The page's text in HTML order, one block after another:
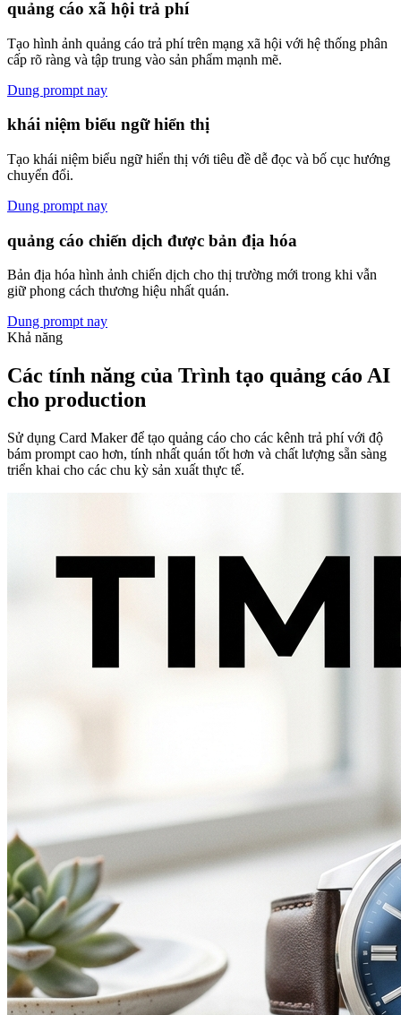
quảng cáo xã hội trả phí
Tạo hình ảnh quảng cáo trả phí trên mạng xã hội với hệ thống phân
cấp rõ ràng và tập trung vào sản phẩm mạnh mẽ.
Dung prompt nay
khái niệm biểu ngữ hiển thị
Tạo khái niệm biểu ngữ hiển thị với tiêu đề dễ đọc và bố cục hướng
chuyển đổi.
Dung prompt nay
quảng cáo chiến dịch được bản địa hóa
Bản địa hóa hình ảnh chiến dịch cho thị trường mới trong khi vẫn
giữ phong cách thương hiệu nhất quán.
Dung prompt nay
Khả năng
Các tính năng của Trình tạo quảng cáo AI
cho production
Sử dụng Card Maker để tạo quảng cáo cho các kênh trả phí với độ
bám prompt cao hơn, tính nhất quán tốt hơn và chất lượng sẵn sàng
triển khai cho các chu kỳ sản xuất thực tế.